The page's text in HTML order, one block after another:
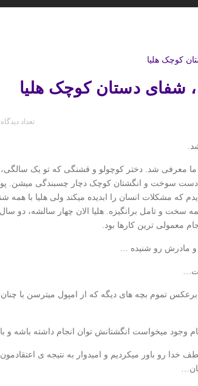
شفای دستان کوچک هلیا
تعداد دیدگاه:
ما معرفی شد. دختر کوچولو و قشنگی که تو یک
سوخت و انگشتان کوچک دچار چسبندگی میشن.
که مشکلات انسان را ابدیده میکند ولی هلیا با همه
سخت و تامل برانگیزه. هلیا الان چهار سالشه، دو
معمولی ترین کارها بود.
و مادرش رو شنیده …
تموم بچه های دیگه که از امپول میترسن با
وجود میخواست انگشتانش توان انجام داشته باشه
خدا رو باور میکردیم و امیدوار به نتیجه ی